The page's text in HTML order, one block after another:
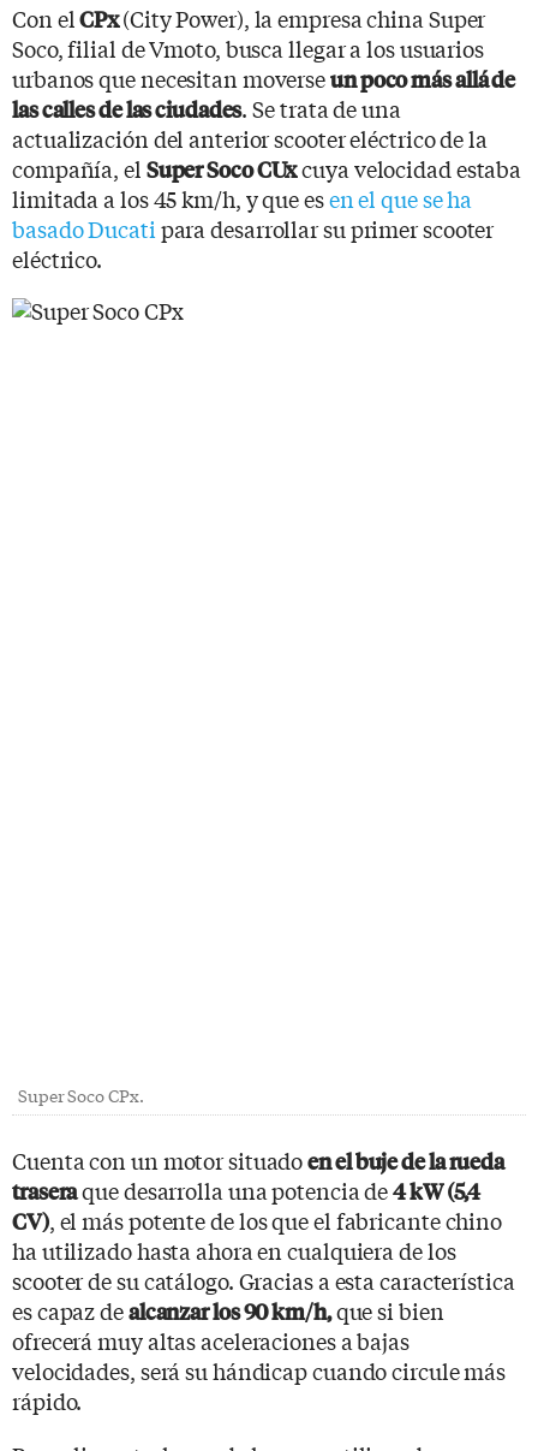
Con elCPx(City Power), la empresa china Super
Soco, filial de Vmoto, busca llegar a los usuarios
urbanos que necesitan moverseun poco más allá de
las calles de las ciudades. Se trata de una
actualización del anterior scooter eléctrico de la
compañía, el Super Soco CUxcuya velocidad estaba
limitada a los 45 km/h, y que esen el que se ha
basado Ducatipara desarrollar su primer scooter
eléctrico.
Super Soco CPx.
Cuenta con un motor situadoen el buje de la rueda
traseraque desarrolla una potencia de4 kW (5,4
CV), el más potente de los que el fabricante chino
ha utilizado hasta ahora en cualquiera de los
scooter de su catálogo. Gracias a esta característica
es capaz dealcanzar los 90 km/h,que si bien
ofrecerá muy altas aceleraciones a bajas
velocidades, será su hándicap cuando circule más
rápido.